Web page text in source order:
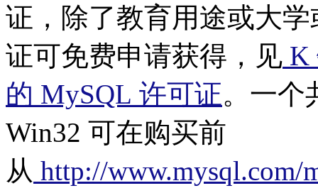
证，除了教育用途或大
证可免费申请获得，见 K
的 MySQL 许可证。一个
Win32 可在购买前
从 http://www.mysql.com/